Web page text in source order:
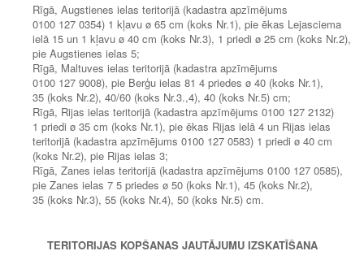
Rīgā, Augstienes ielas teritorijā (kadastra apzīmējums
0100 127 0354) 1 kļavu ø 65 cm (koks Nr.1), pie ēkas Lejasciema
ielā 15 un 1 kļavu ø 40 cm (koks Nr.3), 1 priedi ø 25 cm (koks Nr.2),
pie Augstienes ielas 5;
Rīgā, Maltuves ielas teritorijā (kadastra apzīmējums
0100 127 9008), pie Berģu ielas 81 4 priedes ø 40 (koks Nr.1),
35 (koks Nr.2), 40/60 (koks Nr.3.,4), 40 (koks Nr.5) cm;
Rīgā, Rijas ielas teritorijā (kadastra apzīmējums 0100 127 2132)
1 priedi ø 35 cm (koks Nr.1), pie ēkas Rijas ielā 4 un Rijas ielas
teritorijā (kadastra apzīmējums 0100 127 0583) 1 priedi ø 40 cm
(koks Nr.2), pie Rijas ielas 3;
Rīgā, Zanes ielas teritorijā (kadastra apzīmējums 0100 127 0585),
pie Zanes ielas 7 5 priedes ø 50 (koks Nr.1), 45 (koks Nr.2),
35 (koks Nr.3), 55 (koks Nr.4), 50 (koks Nr.5) cm.
TERITORIJAS KOPŠANAS JAUTĀJUMU IZSKATĪŠANA